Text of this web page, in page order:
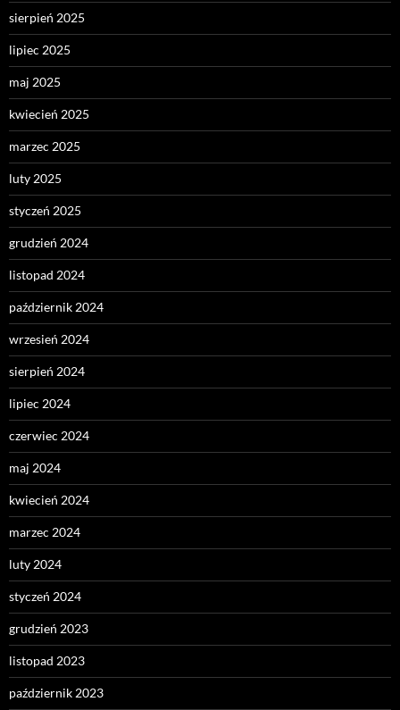
sierpień 2025
lipiec 2025
maj 2025
kwiecień 2025
marzec 2025
luty 2025
styczeń 2025
grudzień 2024
listopad 2024
październik 2024
wrzesień 2024
sierpień 2024
lipiec 2024
czerwiec 2024
maj 2024
kwiecień 2024
marzec 2024
luty 2024
styczeń 2024
grudzień 2023
listopad 2023
październik 2023